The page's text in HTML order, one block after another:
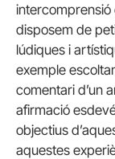
intercomprensió
disposem de
lúdiques i
exemple
comentari d’un
afirmació
objectius
aquestes